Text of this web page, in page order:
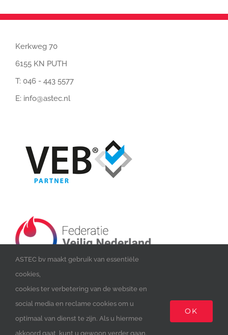
Kerkweg 70
6155 KN PUTH
T: 046 - 443 5577
E: info@astec.nl
ASTEC bv maakt gebruik van essentiële
cookies,
cookies ter verbetering van de website en
social media en reclame cookies om u
optimaal van dienst te zijn. Als u hiermee
akkoord gaat, kunt u gewoon verder gaan.
OK